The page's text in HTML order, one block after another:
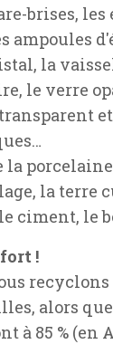
brises, les
ampoules
la
le verre
la
la terre
ciment, le
!
alors
à 85 % (en